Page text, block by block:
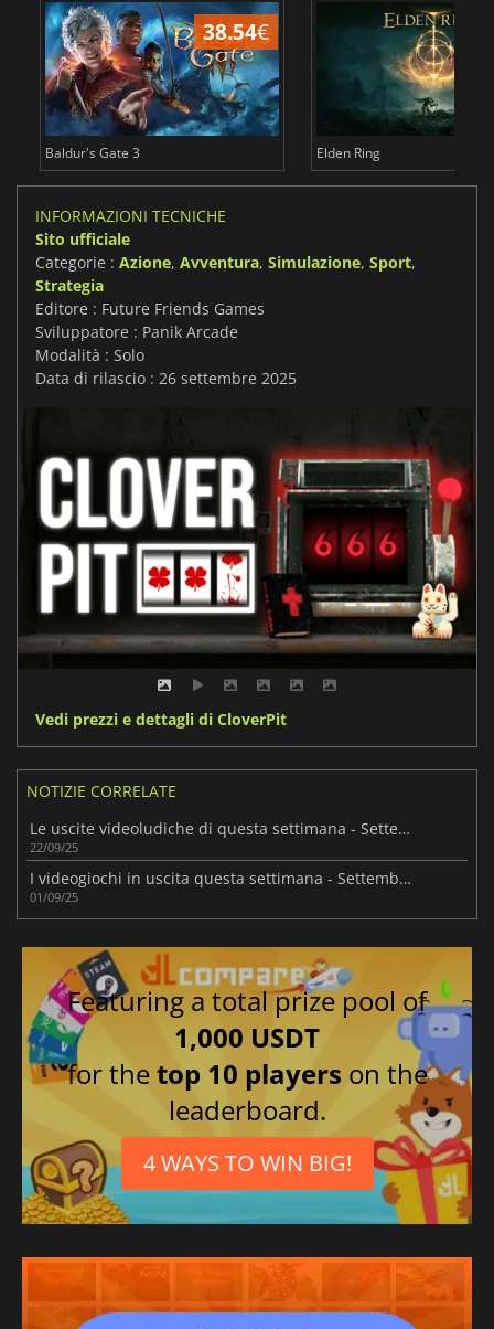
38.54€
Baldur's Gate 3 Elden Ring
INFORMAZIONI TECNICHE
Sito ufficiale
Categorie : Azione, Avventura, Simulazione, Sport,
Strategia
Editore : Future Friends Games
Sviluppatore : Panik Arcade
Modalità : Solo
Data di rilascio : 26 settembre 2025
Vedi prezzi e dettagli di CloverPit
NOTIZIE CORRELATE
Le uscite videoludiche di questa settimana - Settembre 2025 (Settimana 39)
22/09/25
I videogiochi in uscita questa settimana - Settembre 2025 (Settimana 36)
01/09/25
Featuring a total prize pool of
1,000 USDT
for thetop 10 players on the
leaderboard.
4 WAYS TO WIN BIG!